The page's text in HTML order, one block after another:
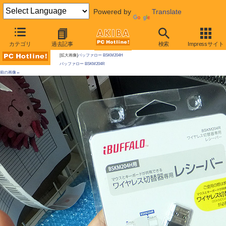
Powered by Translate
カテゴリ 過去記事 検索 Impressサイト
AKIBA PC Hotline!
今週見つけた新製品：ネットワーク関連機器
[拡大画像]バッファロー BSKM204H
バッファロー BSKM204R
前の画像←